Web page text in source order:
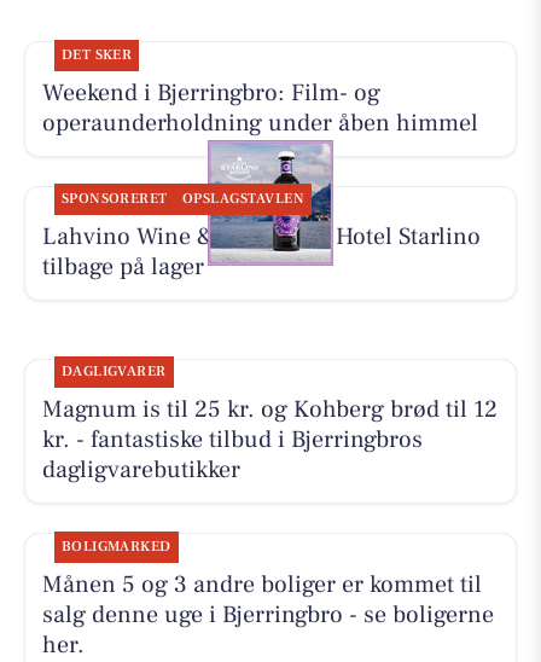
DET SKER
Weekend i Bjerringbro: Film- og
operaunderholdning under åben himmel
SPONSORERET OPSLAGSTAVLEN
Lahvino Wine & Spirits har Hotel Starlino
tilbage på lager
DAGLIGVARER
Magnum is til 25 kr. og Kohberg brød til 12
kr. - fantastiske tilbud i Bjerringbros
dagligvarebutikker
BOLIGMARKED
Månen 5 og 3 andre boliger er kommet til
salg denne uge i Bjerringbro - se boligerne
her.